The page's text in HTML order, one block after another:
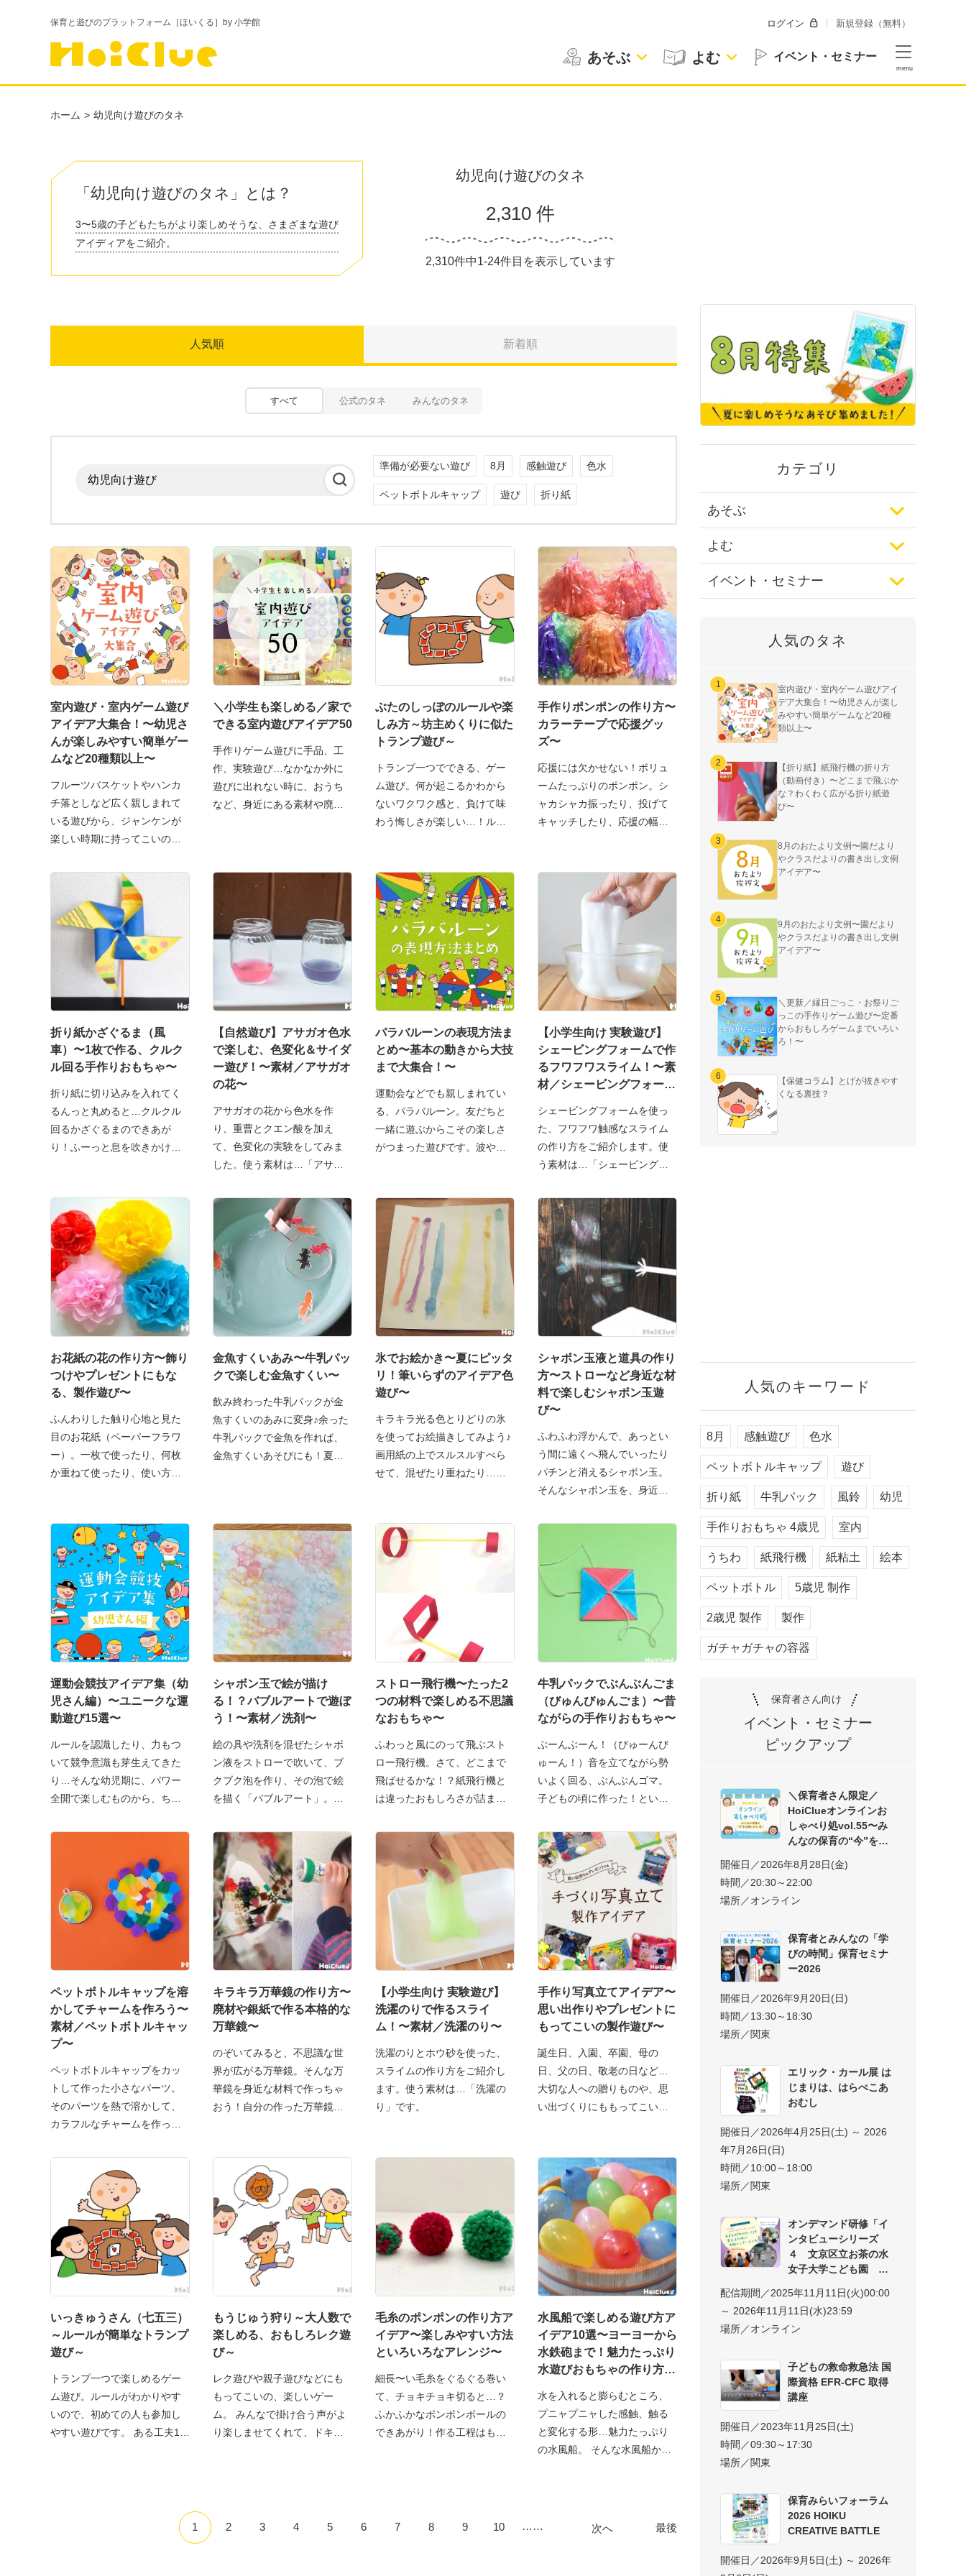
保育と遊びのプラットフォーム［ほいくる］by 小学館
あそぶ よむ イベント・セミナー
ログイン 新規登録（無料）
ホーム 幼児向け遊びのタネ
「幼児向け遊びのタネ」とは？
3〜5歳の子どもたちがより楽しめそうな、さまざまな遊び
アイディアをご紹介。
幼児向け遊びのタネ
2,310 件
2,310件中1-24件目を表示しています
人気順 新着順
すべて 公式のタネ みんなのタネ
準備が必要ない遊び 8月 感触遊び 色水
ペットボトルキャップ 遊び 折り紙
室内遊び・室内ゲーム遊び
アイデア大集合！〜幼児さ
んが楽しみやすい簡単ゲー
ムなど20種類以上〜
フルーツバスケットやハンカ
チ落としなど広く親しまれて
いる遊びから、ジャンケンが
楽しい時期に持ってこいの遊
＼小学生も楽しめる／家で
できる室内遊びアイデア50
手作りゲーム遊びに手品、工
作、実験遊び…なかなか外に
遊びに出れない時に、おうち
など、身近にある素材や廃材
ぶたのしっぽのルールや楽
しみ方～坊主めくりに似た
トランプ遊び～
トランプ一つでできる、ゲー
ム遊び。何が起こるかわから
ないワクワク感と、負けて味
わう悔しさが楽しい…！ルー
手作りポンポンの作り方〜
カラーテープで応援グッ
ズ〜
応援には欠かせない！ボリュ
ームたっぷりのポンポン。シ
ャカシャカ振ったり、投げて
キャッチしたり、応援の幅も
折り紙かざぐるま（風
車）〜1枚で作る、クルク
ル回る手作りおもちゃ〜
折り紙に切り込みを入れてく
るんっと丸めると…クルクル
回るかざぐるまのできあが
り！ふーっと息を吹きかけた
【自然遊び】アサガオ色水
で楽しむ、色変化＆サイダ
ー遊び！〜素材／アサガオ
の花〜
アサガオの花から色水を作
り、重曹とクエン酸を加え
て、色変化の実験をしてみま
した。使う素材は…「アサガ
パラバルーンの表現方法ま
とめ〜基本の動きから大技
まで大集合！〜
運動会などでも親しまれてい
る、パラバルーン。友だちと
一緒に遊ぶからこその楽しさ
がつまった遊びです。波や行
【小学生向け 実験遊び】
シェービングフォームで作
るフワフワスライム！〜素
材／シェービングフォー
シェービングフォームを使っ
た、フワフワ触感なスライム
の作り方をご紹介します。使
う素材は…「シェービングフ
お花紙の花の作り方〜飾り
つけやプレゼントにもな
る、製作遊び〜
ふんわりした触り心地と見た
目のお花紙（ペーパーフラワ
ー）。一枚で使ったり、何枚
か重ねて使ったり、使い方次
金魚すくいあみ〜牛乳パッ
クで楽しむ金魚すくい〜
飲み終わった牛乳パックが金
魚すくいのあみに変身♪余った
牛乳パックで金魚を作れば、
金魚すくいあそびにも！夏
氷でお絵かき〜夏にピッタ
リ！筆いらずのアイデア色
遊び〜
キラキラ光る色とりどりの氷
を使ってお絵描きしてみよう♪
画用紙の上でスルスルすべら
せて、混ぜたり重ねたり…
シャボン玉液と道具の作り
方〜ストローなど身近な材
料で楽しむシャボン玉遊
び〜
ふわふわ浮かんで、あっとい
う間に遠くへ飛んでいったり
パチンと消えるシャボン玉。
そんなシャボン玉を、身近に
運動会競技アイデア集（幼
児さん編）〜ユニークな運
動遊び15選〜
ルールを認識したり、力もつ
いて競争意識も芽生えてきた
り…そんな幼児期に、パワー
全開で楽しむものから、ちょ
シャボン玉で絵が描け
る！？バブルアートで遊ぼ
う！〜素材／洗剤〜
絵の具や洗剤を混ぜたシャボ
ン液をストローで吹いて、ブ
クブク泡を作り、その泡で絵
を描く「バブルアート」。カ
ストロー飛行機〜たった2
つの材料で楽しめる不思議
なおもちゃ〜
ふわっと風にのって飛ぶスト
ロー飛行機。さて、どこまで
飛ばせるかな！？紙飛行機と
は違ったおもしろさが詰まっ
牛乳パックでぶんぶんごま
（びゅんびゅんごま）〜昔
ながらの手作りおもちゃ〜
ぶーんぶーん！（びゅーんび
ゅーん！）音を立てながら勢
いよく回る、ぶんぶんゴマ。
子どもの頃に作った！という
ペットボトルキャップを溶
かしてチャームを作ろう〜
素材／ペットボトルキャッ
プ〜
ペットボトルキャップをカッ
トして作った小さなパーツ。
そのパーツを熱で溶かして、
カラフルなチャームを作って
キラキラ万華鏡の作り方〜
廃材や銀紙で作る本格的な
万華鏡〜
のぞいてみると、不思議な世
界が広がる万華鏡。そんな万
華鏡を身近な材料で作っちゃ
おう！自分の作った万華鏡は
【小学生向け 実験遊び】
洗濯のりで作るスライ
ム！〜素材／洗濯のり〜
洗濯のりとホウ砂を使った、
スライムの作り方をご紹介し
ます。使う素材は…「洗濯の
り」です。
手作り写真立てアイデア〜
思い出作りやプレゼントに
もってこいの製作遊び〜
誕生日、入園、卒園、母の
日、父の日、敬老の日など…
大切な人への贈りものや、思
い出づくりにももってこいの
いっきゅうさん（七五三）
～ルールが簡単なトランプ
遊び～
トランプ一つで楽しめるゲー
ム遊び。ルールがわかりやす
いので、初めての人も参加し
やすい遊びです。 ある工夫1
もうじゅう狩り～大人数で
楽しめる、おもしろレク遊
び～
レク遊びや親子遊びなどにも
もってこいの、楽しいゲー
ム。 みんなで掛け合う声がよ
り楽しませてくれて、ドキド
毛糸のポンポンの作り方ア
イデア〜楽しみやすい方法
といろいろなアレンジ〜
細長〜い毛糸をぐるぐる巻い
て、チョキチョキ切ると…？
ふかふかなポンポンボールの
できあがり！作る工程はもち
水風船で楽しめる遊び方ア
イデア10選〜ヨーヨーから
水鉄砲まで！魅力たっぷり
水遊びおもちゃの作り方と
水を入れると膨らむところ、
プニャプニャした感触、触る
と変化する形…魅力たっぷり
の水風船。 そんな水風船から
1 2 3 4 5 6 7 8 9 10 …… 次へ 最後
カテゴリ
あそぶ
よむ
イベント・セミナー
人気のタネ
室内遊び・室内ゲーム遊びアイ
デア大集合！〜幼児さんが楽し
みやすい簡単ゲームなど20種
類以上〜
【折り紙】紙飛行機の折り方
（動画付き）〜どこまで飛ぶか
な？わくわく広がる折り紙遊
び〜
8月のおたより文例〜園だより
やクラスだよりの書き出し文例
アイデア〜
9月のおたより文例〜園だより
やクラスだよりの書き出し文例
アイデア〜
＼更新／縁日ごっこ・お祭りご
っこの手作りゲーム遊び〜定番
からおもしろゲームまでいろい
ろ！〜
【保健コラム】とげが抜きやす
くなる裏技？
人気のキーワード
8月 感触遊び 色水
ペットボトルキャップ 遊び
折り紙 牛乳パック 風鈴 幼児
手作りおもちゃ 4歳児 室内
うちわ 紙飛行機 紙粘土 絵本
ペットボトル 5歳児 制作
2歳児 製作 製作
ガチャガチャの容器
保育者さん向け
イベント・セミナー
ピックアップ
＼保育者さん限定／
HoiClueオンラインお
しゃべり処vol.55〜み
んなの保育の“今”を交
開催日／2026年8月28日(金)
時間／20:30～22:00
場所／オンライン
保育者とみんなの「学
びの時間」保育セミナ
ー2026
開催日／2026年9月20日(日)
時間／13:30～18:30
場所／関東
エリック・カール展 は
じまりは、はらぺこあ
おむし
開催日／2026年4月25日(土) ～ 2026
年7月26日(日)
時間／10:00～18:00
場所／関東
オンデマンド研修「イ
ンタビューシリーズ
４ 文京区立お茶の水
女子大学こども園 子
配信期間／2025年11月11日(火)00:00
～ 2026年11月11日(水)23:59
場所／オンライン
子どもの救命救急法 国
際資格 EFR-CFC 取得
講座
開催日／2023年11月25日(土)
時間／09:30～17:30
場所／関東
保育みらいフォーラム
2026 HOIKU
CREATIVE BATTLE
開催日／2026年9月5日(土) ～ 2026年